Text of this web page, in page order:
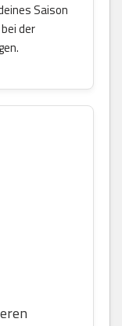
Saison
der